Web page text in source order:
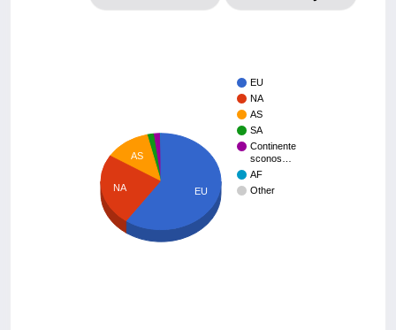
EU
NA
AS
SA
Continente
sconos…
AF
Other
AS
NA EU